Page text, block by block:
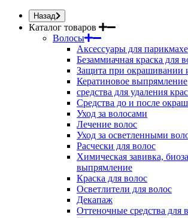
Назад
Каталог товаров
Волосы
Аксессуары для
Безаммиачная краска для
Защита при окрашивании
Кератиновое выпрямление
средства для удаления
Средства до и после
Уход за волосами
Лечение волос
Уход за осветленными
Расчески для волос
Химическая завивка,
выпрямление
Краска для волос
Осветлители для волос
Декапаж
Оттеночные средства для